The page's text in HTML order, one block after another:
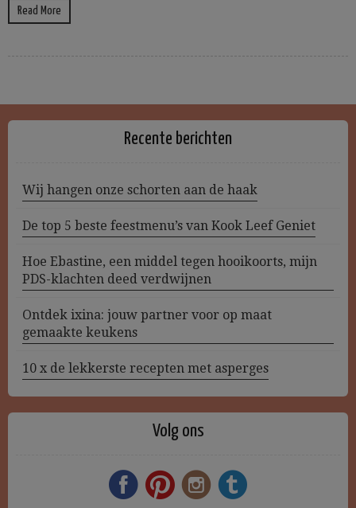
Read More
Recente berichten
Wij hangen onze schorten aan de haak
De top 5 beste feestmenu’s van Kook Leef Geniet
Hoe Ebastine, een middel tegen hooikoorts, mijn
PDS-klachten deed verdwijnen
Ontdek ixina: jouw partner voor op maat
gemaakte keukens
10 x de lekkerste recepten met asperges
Volg ons